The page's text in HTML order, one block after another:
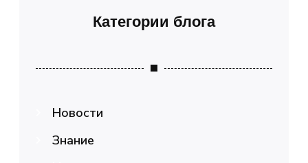
Категории блога
Новости
Знание